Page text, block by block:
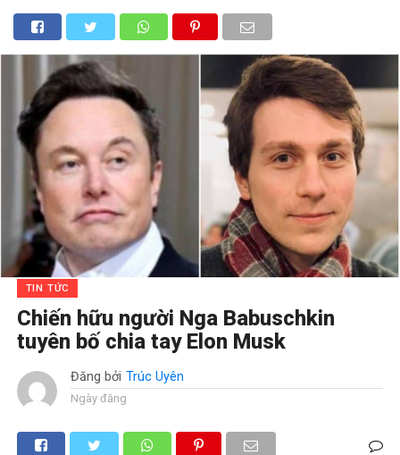
TIN TỨC
Chiến hữu người Nga Babuschkin
tuyên bố chia tay Elon Musk
Đăng bởi Trúc Uyên
Ngày đăng